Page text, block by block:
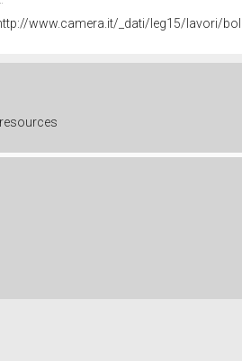
www.camera.it/_dati/leg15/lavori/